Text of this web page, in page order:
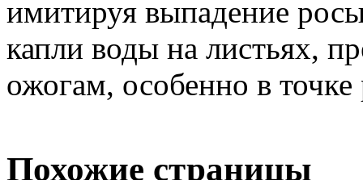
имитируя выпадение
капли воды на листьях,
ожогам, особенно в точке
Похожие страницы